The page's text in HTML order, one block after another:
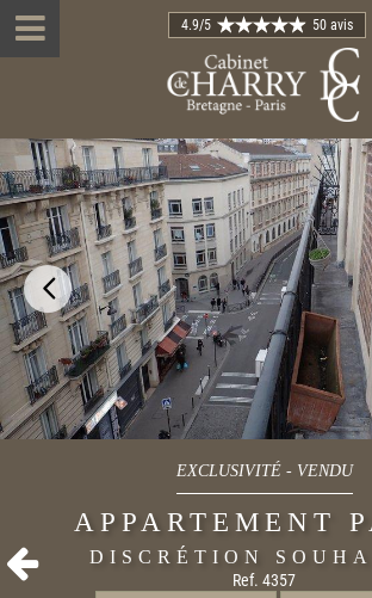
4.9/5 50 avis
EXCLUSIVITÉ- VENDU
APPARTEMENT
DISCRÉTION
Ref. 4357